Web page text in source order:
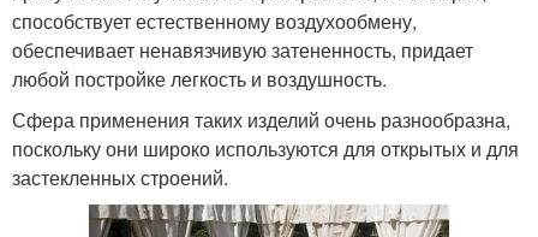
способствует естественному воздухообмену,
обеспечивает ненавязчивую затененность, придает
любой постройке легкость и воздушность.
Сфера применения таких изделий очень разнообразна,
поскольку они широко используются для открытых и для
застекленных строений.